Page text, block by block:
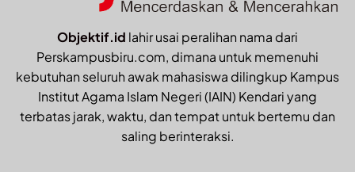
Objektif.id lahir usai peralihan nama dari
Perskampusbiru.com, dimana untuk memenuhi
kebutuhan seluruh awak mahasiswa dilingkup Kampus
Institut Agama Islam Negeri (IAIN) Kendari yang
terbatas jarak, waktu, dan tempat untuk bertemu dan
saling berinteraksi.